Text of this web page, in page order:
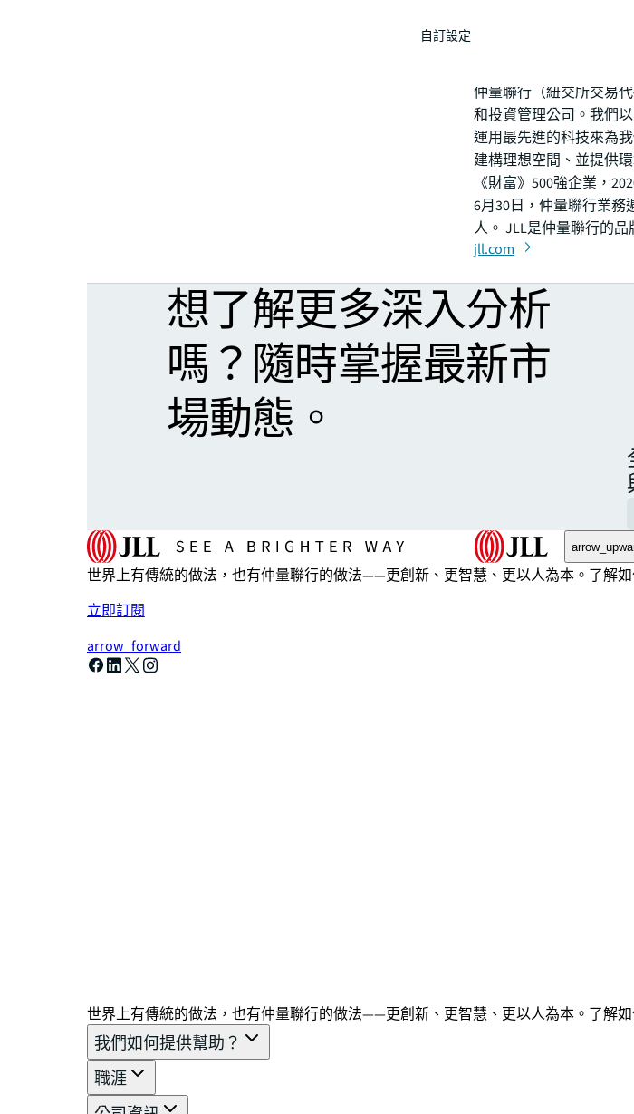
侯文信表示：「我很榮
帶領我們台灣分公司邁
仲量聯行（紐交所交易
和投資管理公司。我們
運用最先進的科技來為
建構理想空間、並提供
《財富》500強企業，
6月30日，仲量聯行業務
人。 JLL是仲量聯行的
jll.com
想了解更多深入分析
嗎？隨時掌握最新市
場動態。
世界上有傳統的做法，也有仲量聯行的做法——更創新、更智慧、更以人為本。了解
立即訂閱
arrow_forward
世界上有傳統的做法，也有仲量聯行的做法——更創新、更智慧、更以人為本。了解
我們如何提供幫助？
職涯
自訂設定